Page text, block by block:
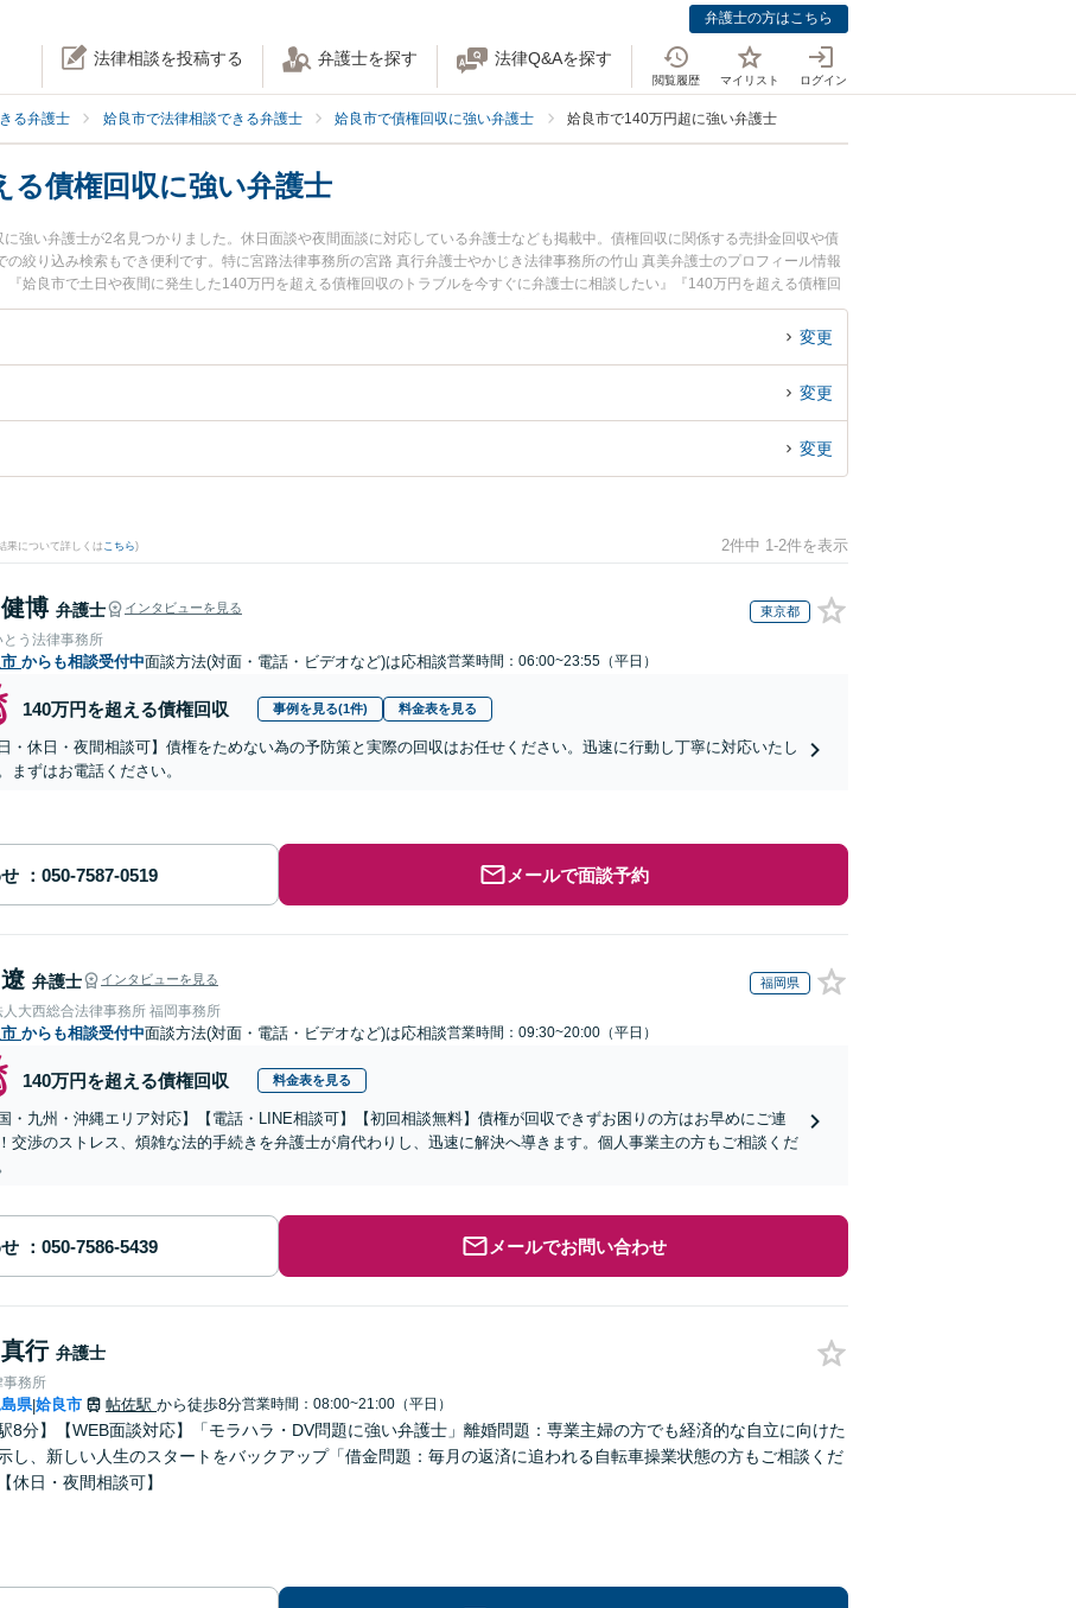
弁護士の方はこちら
法律相談を投稿する 弁護士を探す 法律Q&Aを探す
閲覧履歴 マイリスト ログイン
る弁護士 姶良市で法律相談できる弁護士 姶良市で債権回収に強い弁護士 姶良市で140万円超に強い弁護士
る債権回収に強い弁護士
強い弁護士が2名見つかりました。休日面談や夜間面談に対応している弁護士なども掲載中。債権回収に関係する売掛金回収や債
絞り込み検索もでき便利です。特に宮路法律事務所の宮路 真行弁護士やかじき法律事務所の竹山 真美弁護士のプロフィール情報
姶良市で土日や夜間に発生した140万円を超える債権回収のトラブルを今すぐに弁護士に相談したい』『140万円を超える債権回
索したい』『初回相談無料で140万円を超える債権回収を法律相談できる姶良市内の弁護士に相談予約したい』などでお困りの相
変更
変更
変更
果について詳しくは こちら) 2件中 1-2件を表示
博 弁護士 インタビューを見る 東京都
とう法律事務所
からも相談受付中面談方法(対面・電話・ビデオなど)は応相談営業時間：06:00~23:55（平日）
140万円を超える債権回収 事例を見る(1件) 料金表を見る
日・休日・夜間相談可】債権をためない為の予防策と実際の回収はお任せください。迅速に行動し丁寧に対応いたし
まずはお電話ください。
メールで面談予約
弁護士 インタビューを見る 福岡県
大西総合法律事務所 福岡事務所
からも相談受付中面談方法(対面・電話・ビデオなど)は応相談営業時間：09:30~20:00（平日）
140万円を超える債権回収 料金表を見る
国・九州・沖縄エリア対応】【電話・LINE相談可】【初回相談無料】債権が回収できずお困りの方はお早めにご連
交渉のストレス、煩雑な法的手続きを弁護士が肩代わりし、迅速に解決へ導きます。個人事業主の方もご相談くだ
メールでお問い合わせ
行 弁護士
事務所
県|姶良市 帖佐駅 から徒歩8分営業時間：08:00~21:00（平日）
駅8分】【WEB面談対応】「モラハラ・DV問題に強い弁護士」離婚問題：専業主婦の方でも経済的な自立に向けた
し、新しい人生のスタートをバックアップ「借金問題：毎月の返済に追われる自転車操業状態の方もご相談くだ
休日・夜間相談可】